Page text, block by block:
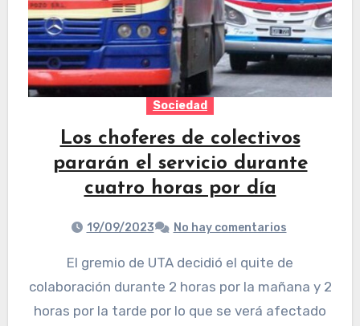
Sociedad
Los choferes de colectivos
pararán el servicio durante
cuatro horas por día
19/09/2023 No hay comentarios
El gremio de UTA decidió el quite de
colaboración durante 2 horas por la mañana y 2
horas por la tarde por lo que se verá afectado